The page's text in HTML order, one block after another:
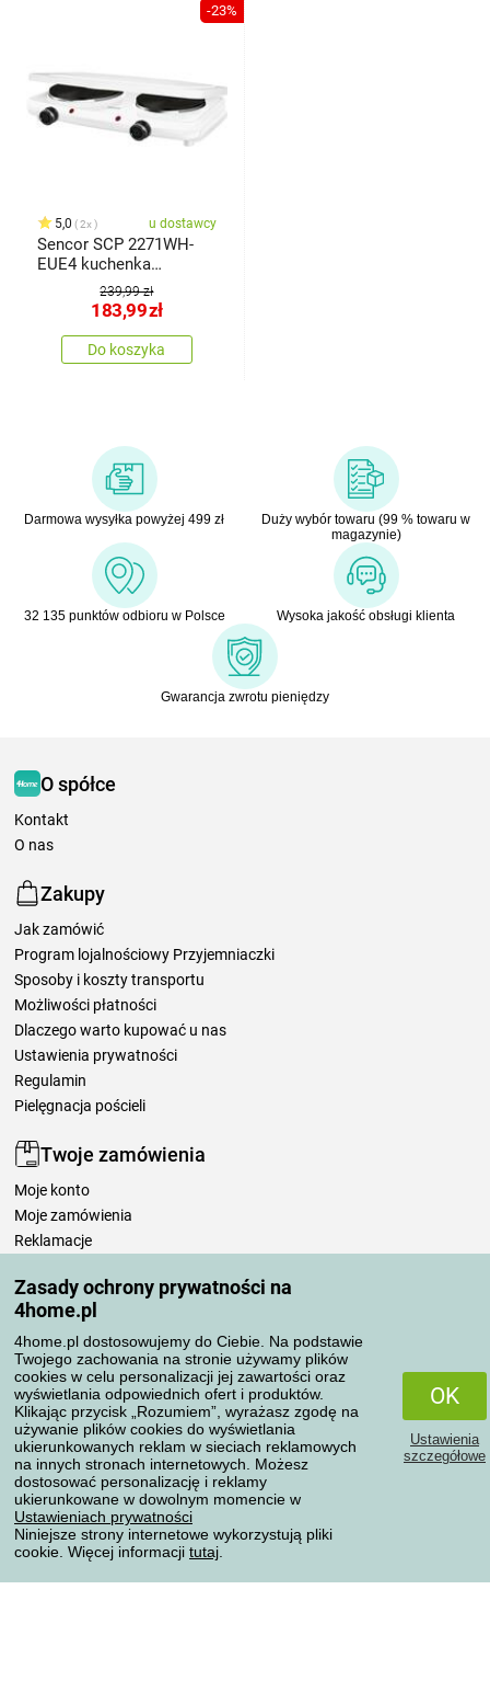
Zasady ochrony prywatności na
4home.pl
4home.pl dostosowujemy do Ciebie. Na podstawie
Twojego zachowania na stronie używamy plików
cookies w celu personalizacji jej zawartości oraz
wyświetlania odpowiednich ofert i produktów.
Klikając przycisk „Rozumiem”, wyrażasz zgodę na
używanie plików cookies do wyświetlania
ukierunkowanych reklam w sieciach reklamowych
na innych stronach internetowych. Możesz
dostosować personalizację i reklamy
ukierunkowane w dowolnym momencie w
Ustawieniach prywatności
Niniejsze strony internetowe wykorzystują pliki
cookie. Więcej informacji tutaj
OK
Ustawienia
szczegółowe
-23%
5,0 2x u dostawcy
Sencor SCP 2271WH-
EUE4 kuchenka
dwupalnikowa
239,99 zł
183,99zł
Do koszyka
Darmowa wysyłka powyżej 499 zł
Duży wybór towaru (99 % towaru w
magazynie)
32 135 punktów odbioru w Polsce Wysoka jakość obsługi klienta
Gwarancja zwrotu pieniędzy
O spółce
Kontakt
O nas
Zakupy
Jak zamówić
Program lojalnościowy Przyjemniaczki
Sposoby i koszty transportu
Możliwości płatności
Dlaczego warto kupować u nas
Ustawienia prywatności
Regulamin
Pielęgnacja pościeli
Twoje zamówienia
Moje konto
Moje zamówienia
Reklamacje
Zasady przetwarzania recenzji
Sposoby transportu
Metody płatności
Niezawodny sklep